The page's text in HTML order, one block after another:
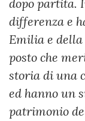
dopo partita.
differenza e
Emilia e della
posto che
storia di una
ed hanno un
patrimonio